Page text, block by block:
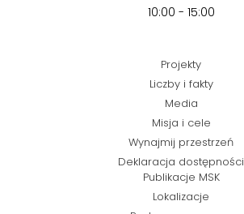
10:00 - 15:00
Projekty
Liczby i fakty
Media
Misja i cele
Wynajmij przestrzeń
Deklaracja dostępności
Publikacje MSK
Lokalizacje